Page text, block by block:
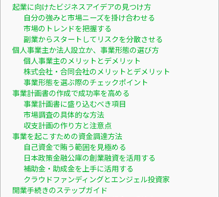
起業に向けたビジネスアイデアの見つけ方
自分の強みと市場ニーズを掛け合わせる
市場のトレンドを把握する
副業からスタートしてリスクを分散させる
個人事業主か法人設立か、事業形態の選び方
個人事業主のメリットとデメリット
株式会社・合同会社のメリットとデメリット
事業形態を選ぶ際のチェックポイント
事業計画書の作成で成功率を高める
事業計画書に盛り込むべき項目
市場調査の具体的な方法
収支計画の作り方と注意点
事業を起こすための資金調達方法
自己資金で賄う範囲を見極める
日本政策金融公庫の創業融資を活用する
補助金・助成金を上手に活用する
クラウドファンディングとエンジェル投資家
開業手続きのステップガイド